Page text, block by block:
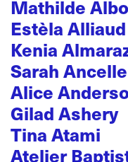
Mathilde
Estèla Alliaud
Kenia
Sarah
Alice
Gilad Ashery
Tina Atami
Atelier